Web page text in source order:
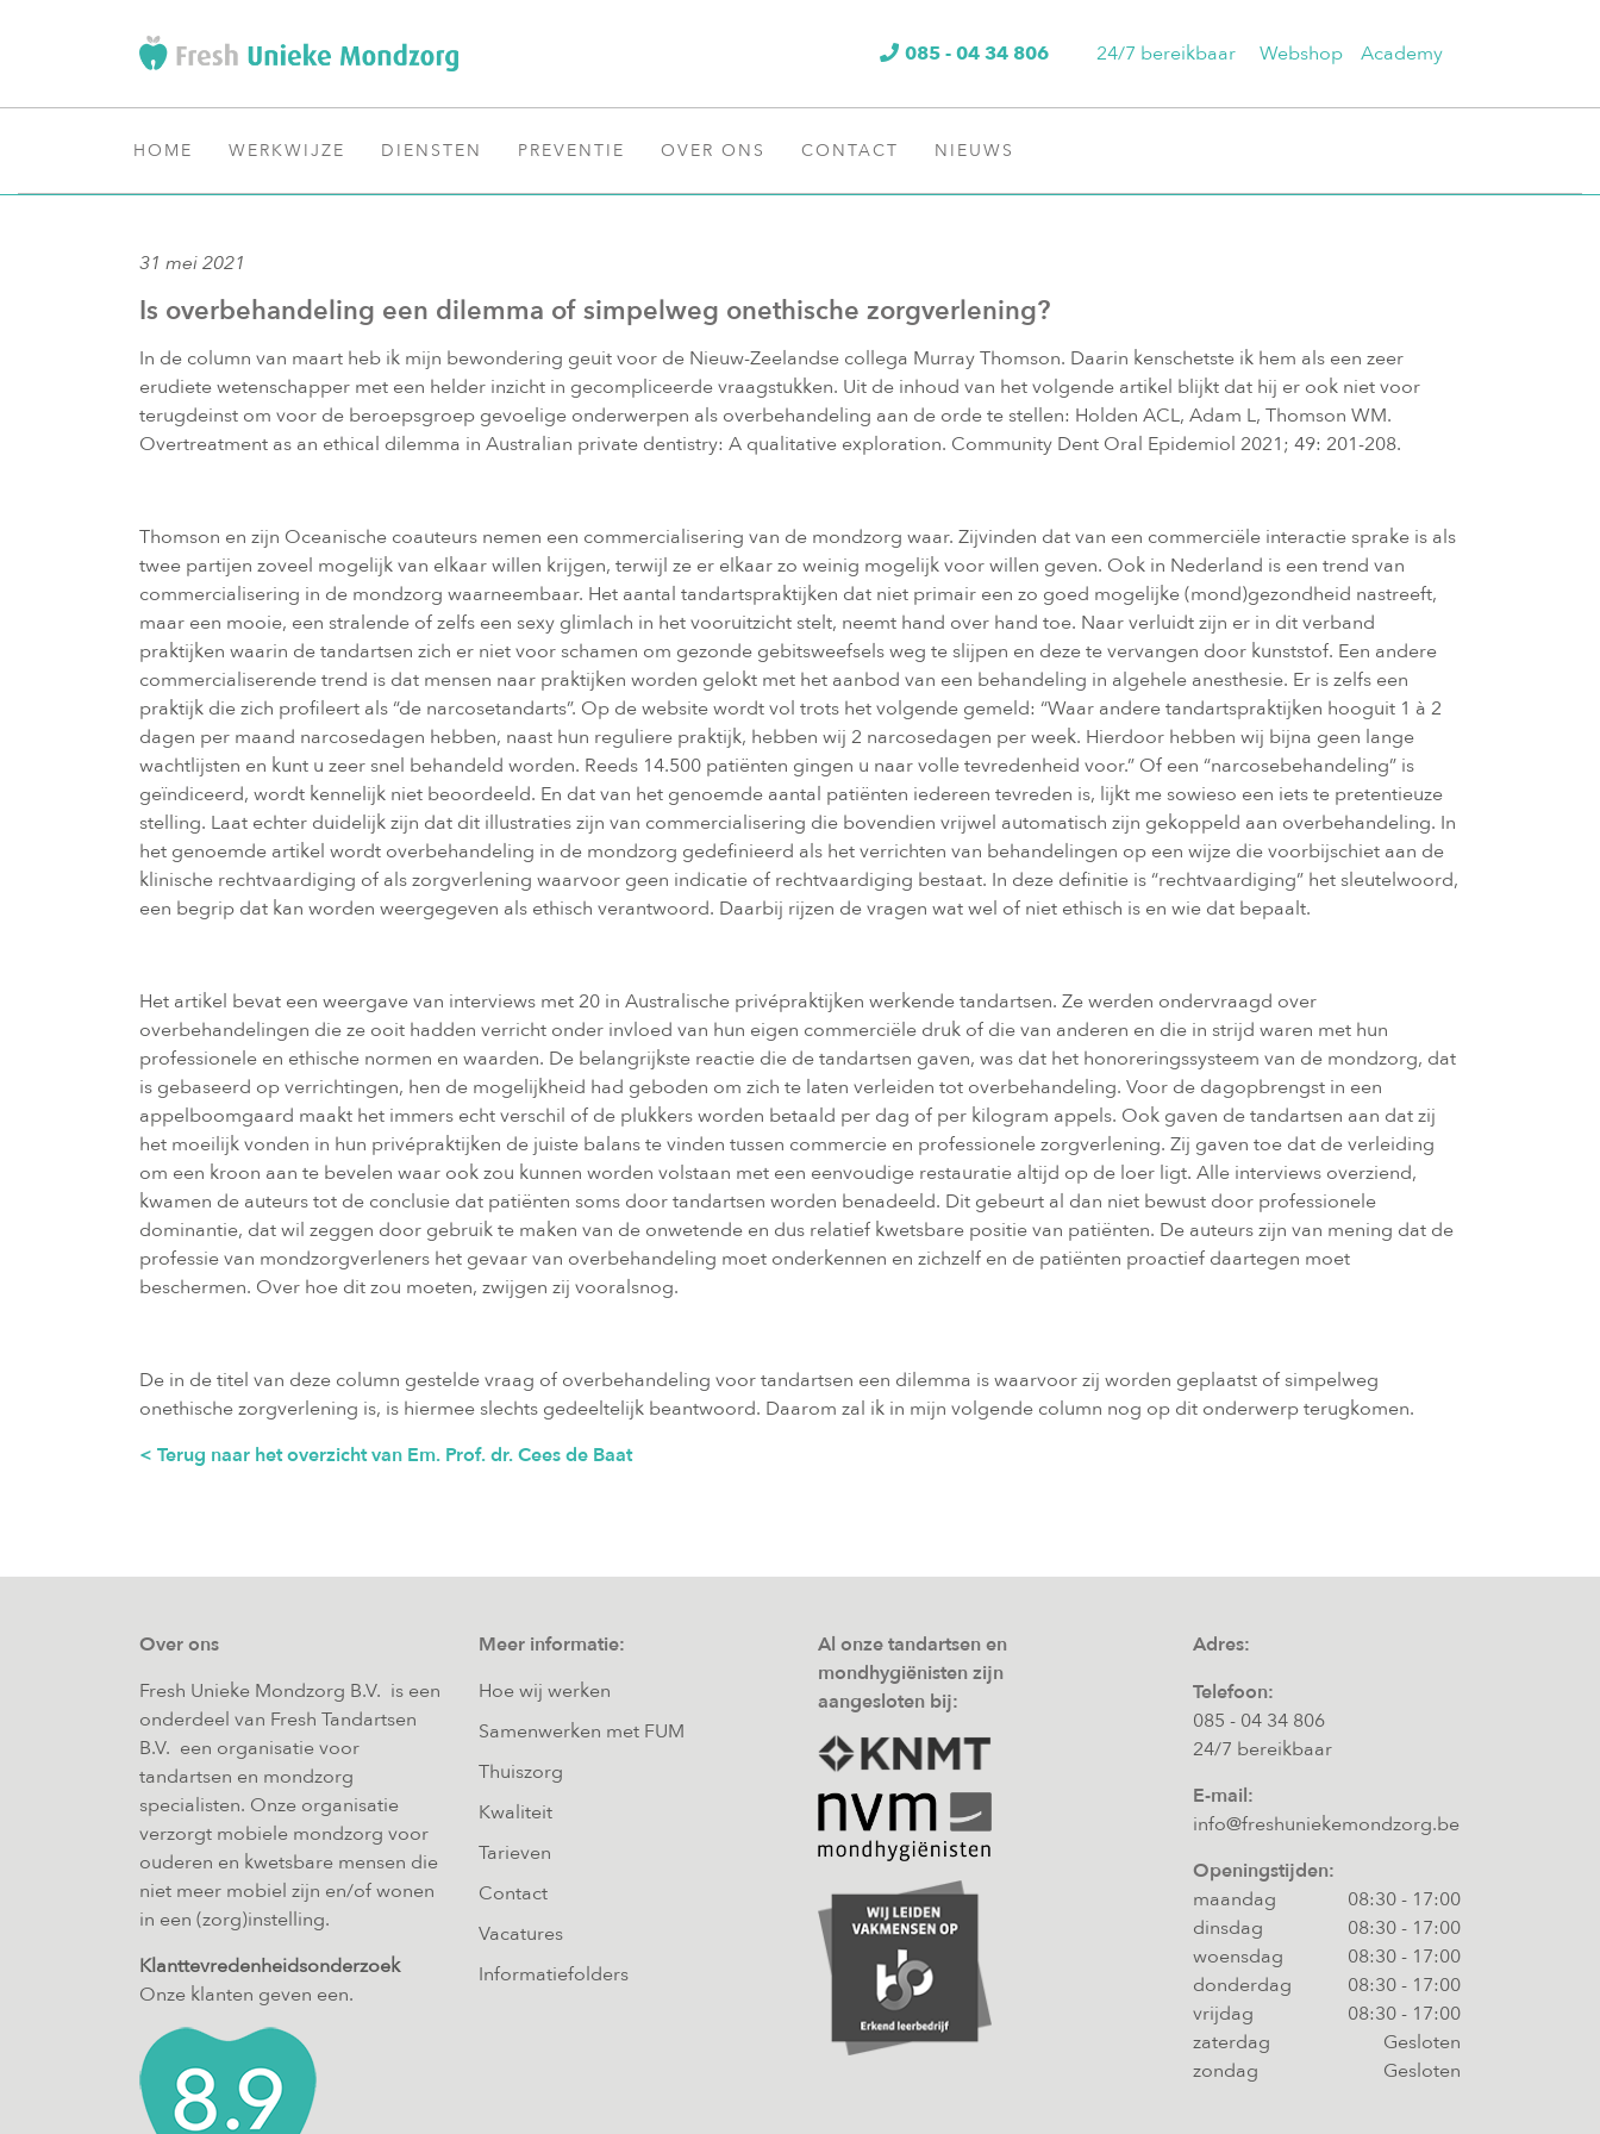
085 - 04 34 806 24/7 bereikbaar Webshop Academy
HOME WERKWIJZE DIENSTEN PREVENTIE OVER ONS CONTACT NIEUWS
31 mei 2021
Is overbehandeling een dilemma of simpelweg onethische zorgverlening?
In de column van maart heb ik mijn bewondering geuit voor de Nieuw-Zeelandse collega Murray Thomson. Daarin kenschetste ik hem als een zeer
erudiete wetenschapper met een helder inzicht in gecompliceerde vraagstukken. Uit de inhoud van het volgende artikel blijkt dat hij er ook niet voor
terugdeinst om voor de beroepsgroep gevoelige onderwerpen als overbehandeling aan de orde te stellen: Holden ACL, Adam L, Thomson WM.
Overtreatment as an ethical dilemma in Australian private dentistry: A qualitative exploration. Community Dent Oral Epidemiol 2021; 49: 201-208.
Thomson en zijn Oceanische coauteurs nemen een commercialisering van de mondzorg waar. Zijvinden dat van een commerciële interactie sprake is als
twee partijen zoveel mogelijk van elkaar willen krijgen, terwijl ze er elkaar zo weinig mogelijk voor willen geven. Ook in Nederland is een trend van
commercialisering in de mondzorg waarneembaar. Het aantal tandartspraktijken dat niet primair een zo goed mogelijke (mond)gezondheid nastreeft,
maar een mooie, een stralende of zelfs een sexy glimlach in het vooruitzicht stelt, neemt hand over hand toe. Naar verluidt zijn er in dit verband
praktijken waarin de tandartsen zich er niet voor schamen om gezonde gebitsweefsels weg te slijpen en deze te vervangen door kunststof. Een andere
commercialiserende trend is dat mensen naar praktijken worden gelokt met het aanbod van een behandeling in algehele anesthesie. Er is zelfs een
praktijk die zich profileert als “de narcosetandarts”. Op de website wordt vol trots het volgende gemeld: “Waar andere tandartspraktijken hooguit 1 à 2
dagen per maand narcosedagen hebben, naast hun reguliere praktijk, hebben wij 2 narcosedagen per week. Hierdoor hebben wij bijna geen lange
wachtlijsten en kunt u zeer snel behandeld worden. Reeds 14.500 patiënten gingen u naar volle tevredenheid voor.” Of een “narcosebehandeling” is
geïndiceerd, wordt kennelijk niet beoordeeld. En dat van het genoemde aantal patiënten iedereen tevreden is, lijkt me sowieso een iets te pretentieuze
stelling. Laat echter duidelijk zijn dat dit illustraties zijn van commercialisering die bovendien vrijwel automatisch zijn gekoppeld aan overbehandeling. In
het genoemde artikel wordt overbehandeling in de mondzorg gedefinieerd als het verrichten van behandelingen op een wijze die voorbijschiet aan de
klinische rechtvaardiging of als zorgverlening waarvoor geen indicatie of rechtvaardiging bestaat. In deze definitie is “rechtvaardiging” het sleutelwoord,
een begrip dat kan worden weergegeven als ethisch verantwoord. Daarbij rijzen de vragen wat wel of niet ethisch is en wie dat bepaalt.
Het artikel bevat een weergave van interviews met 20 in Australische privépraktijken werkende tandartsen. Ze werden ondervraagd over
overbehandelingen die ze ooit hadden verricht onder invloed van hun eigen commerciële druk of die van anderen en die in strijd waren met hun
professionele en ethische normen en waarden. De belangrijkste reactie die de tandartsen gaven, was dat het honoreringssysteem van de mondzorg, dat
is gebaseerd op verrichtingen, hen de mogelijkheid had geboden om zich te laten verleiden tot overbehandeling. Voor de dagopbrengst in een
appelboomgaard maakt het immers echt verschil of de plukkers worden betaald per dag of per kilogram appels. Ook gaven de tandartsen aan dat zij
het moeilijk vonden in hun privépraktijken de juiste balans te vinden tussen commercie en professionele zorgverlening. Zij gaven toe dat de verleiding
om een kroon aan te bevelen waar ook zou kunnen worden volstaan met een eenvoudige restauratie altijd op de loer ligt. Alle interviews overziend,
kwamen de auteurs tot de conclusie dat patiënten soms door tandartsen worden benadeeld. Dit gebeurt al dan niet bewust door professionele
dominantie, dat wil zeggen door gebruik te maken van de onwetende en dus relatief kwetsbare positie van patiënten. De auteurs zijn van mening dat de
professie van mondzorgverleners het gevaar van overbehandeling moet onderkennen en zichzelf en de patiënten proactief daartegen moet
beschermen. Over hoe dit zou moeten, zwijgen zij vooralsnog.
De in de titel van deze column gestelde vraag of overbehandeling voor tandartsen een dilemma is waarvoor zij worden geplaatst of simpelweg
onethische zorgverlening is, is hiermee slechts gedeeltelijk beantwoord. Daarom zal ik in mijn volgende column nog op dit onderwerp terugkomen.
< Terug naar het overzicht van Em. Prof. dr. Cees de Baat
Over ons
Fresh Unieke Mondzorg B.V. is een
onderdeel van Fresh Tandartsen
B.V. een organisatie voor
tandartsen en mondzorg
specialisten. Onze organisatie
verzorgt mobiele mondzorg voor
ouderen en kwetsbare mensen die
niet meer mobiel zijn en/of wonen
in een (zorg)instelling.
Klanttevredenheidsonderzoek
Onze klanten geven een.
Meer informatie:
Hoe wij werken
Samenwerken met FUM
Thuiszorg
Kwaliteit
Tarieven
Contact
Vacatures
Informatiefolders
Al onze tandartsen en
mondhygiënisten zijn
aangesloten bij:
Adres:
Telefoon:
085 - 04 34 806
24/7 bereikbaar
E-mail:
info@freshuniekemondzorg.be
Openingstijden:
maandag
08:30- 17:00
dinsdag
08:30- 17:00
woensdag
08:30- 17:00
donderdag
08:30- 17:00
vrijdag
08:30- 17:00
zaterdag
Gesloten
zondag
Gesloten